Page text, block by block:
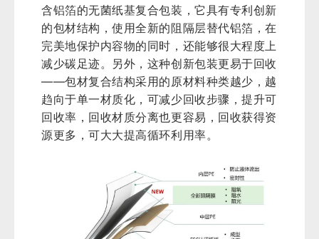
含铝箔的无菌纸基复合包装，它具有专利创新
的包材结构，使用全新的阻隔层替代铝箔，在
完美地保护内容物的同时，还能够很大程度上
减少碳足迹。另外，这种创新包装更易于回收
——包材复合结构采用的原材料种类越少，越
趋向于单一材质化，可减少回收步骤，提升可
回收率，回收材质分离也更容易，回收获得资
源更多，可大大提高循环利用率。